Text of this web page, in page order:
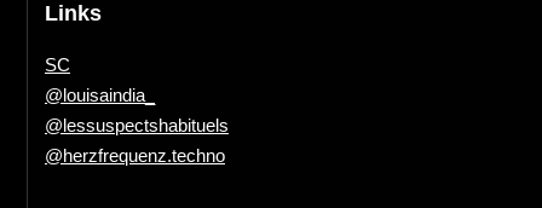
Links
SC
@louisaindia_
@lessuspectshabituels
@herzfrequenz.techno